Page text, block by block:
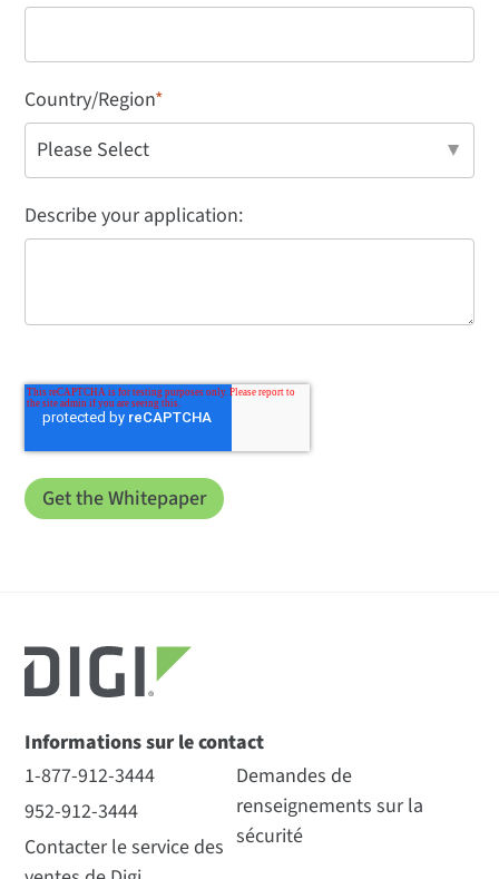
Country/Region*
Describe your application:
Informations sur le contact
1-877-912-3444
952-912-3444
Contacter le service des
Demandes de
renseignements sur la
sécurité